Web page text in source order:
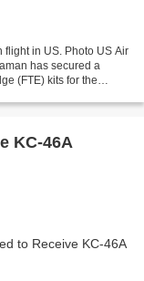
flight in US. Photo US Air
has secured a
(FTE) kits for the
KC-46A